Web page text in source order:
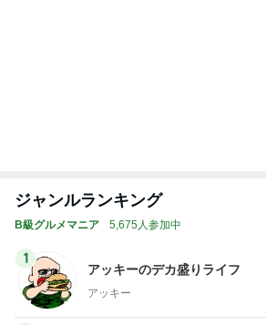
ジャンルランキング
B級グルメマニア 5,675人参加中
1
アッキーのデカ盛りライフ
アッキー